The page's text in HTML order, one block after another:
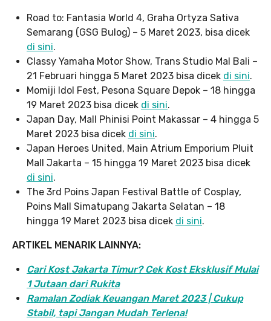
Road to: Fantasia World 4, Graha Ortyza Sativa
Semarang (GSG Bulog) – 5 Maret 2023, bisa dicek
di sini.
Classy Yamaha Motor Show, Trans Studio Mal Bali –
21 Februari hingga 5 Maret 2023 bisa dicek di sini.
Momiji Idol Fest, Pesona Square Depok – 18 hingga
19 Maret 2023 bisa dicek di sini.
Japan Day, Mall Phinisi Point Makassar – 4 hingga 5
Maret 2023 bisa dicek di sini.
Japan Heroes United, Main Atrium Emporium Pluit
Mall Jakarta – 15 hingga 19 Maret 2023 bisa dicek
di sini.
The 3rd Poins Japan Festival Battle of Cosplay,
Poins Mall Simatupang Jakarta Selatan – 18
hingga 19 Maret 2023 bisa dicek di sini.
ARTIKEL MENARIK LAINNYA:
Cari Kost Jakarta Timur? Cek Kost Eksklusif Mulai
1 Jutaan dari Rukita
Ramalan Zodiak Keuangan Maret 2023 | Cukup
Stabil, tapi Jangan Mudah Terlena!